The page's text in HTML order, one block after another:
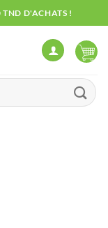
D'ACHATS !